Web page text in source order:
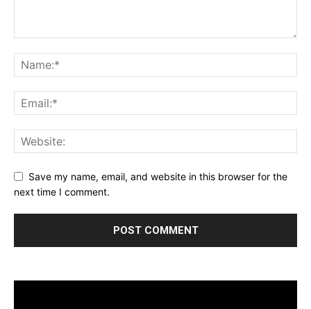
Save my name, email, and website in this browser for the
next time I comment.